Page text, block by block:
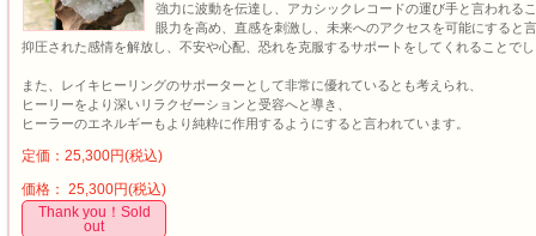
強力に波動を伝達し、アカシックレコードの運び手と言われるこ
眼力を高め、直感を刺激し、未来へのアクセスを可能にすると言
抑圧された感情を解放し、不安や心配、恐れを克服するサポートをしてくれることでし
また、レイキヒーリングのサポーターとして非常に優れているとも考えられ、
ヒーリーをより深いリラクゼーションと受容へと導き、
ヒーラーのエネルギーもより純粋に作用するようにすると言われています。
定価：25,300円(税込)
価格： 25,300円(税込)
Thank you！Sold
out